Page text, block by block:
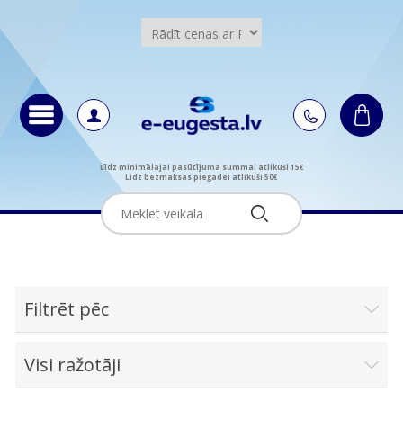
Līdz minimālajai pasūtījuma summai atlikuši 15€
Līdz bezmaksas piegādei atlikuši 50€
Filtrēt pēc
Visi ražotāji